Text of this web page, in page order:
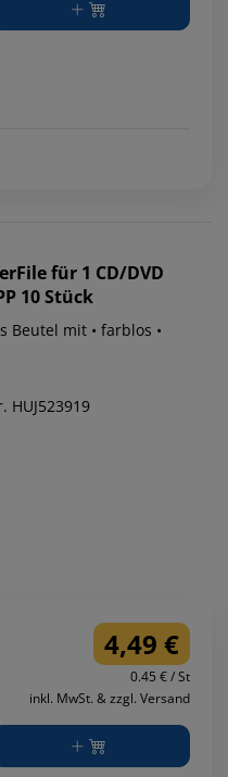
für 1 CD/DVD
10 Stück
mit • farblos •
HUJ523919
4,49 €
0.45 € / St
inkl. MwSt. & zzgl. Versand